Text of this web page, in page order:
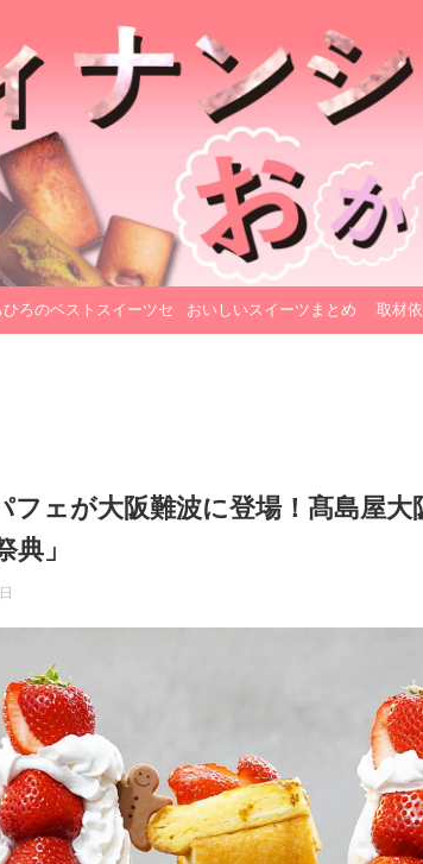
ひろのベストスイーツセ おいしいスイーツまとめ 取材
フェが大阪難波に登場！髙島屋大
」